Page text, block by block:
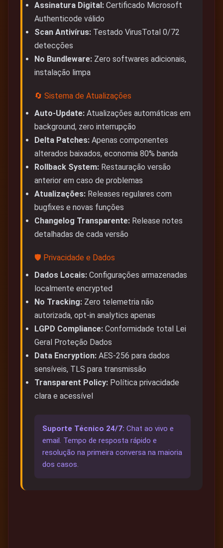
Assinatura Digital: Certificado Microsoft
Authenticode válido
Scan Antivírus: Testado VirusTotal 0/72
detecções
No Bundleware: Zero softwares adicionais,
instalação limpa
🔄 Sistema de Atualizações
Auto-Update: Atualizações automáticas em
background, zero interrupção
Delta Patches: Apenas componentes
alterados baixados, economia 80% banda
Rollback System: Restauração versão
anterior em caso de problemas
Atualizações: Releases regulares com
bugfixes e novas funções
Changelog Transparente: Release notes
detalhadas de cada versão
🛡️ Privacidade e Dados
Dados Locais: Configurações armazenadas
localmente encrypted
No Tracking: Zero telemetria não
autorizada, opt-in analytics apenas
LGPD Compliance: Conformidade total Lei
Geral Proteção Dados
Data Encryption: AES-256 para dados
sensíveis, TLS para transmissão
Transparent Policy: Política privacidade
clara e acessível
Suporte Técnico 24/7: Chat ao vivo e
email. Tempo de resposta rápido e
resolução na primeira conversa na maioria
dos casos.